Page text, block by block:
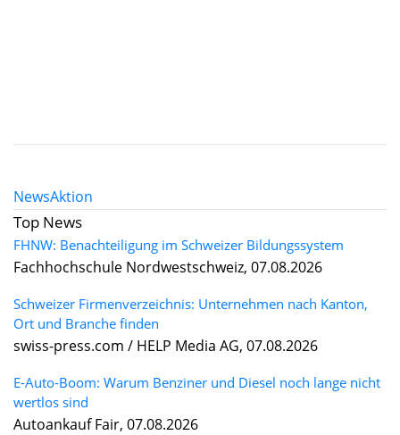
NewsAktion
Top News
FHNW: Benachteiligung im Schweizer Bildungssystem
Fachhochschule Nordwestschweiz, 07.08.2026
Schweizer Firmenverzeichnis: Unternehmen nach Kanton,
Ort und Branche finden
swiss-press.com / HELP Media AG, 07.08.2026
E-Auto-Boom: Warum Benziner und Diesel noch lange nicht
wertlos sind
Autoankauf Fair, 07.08.2026